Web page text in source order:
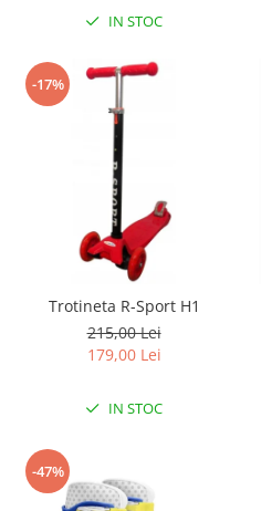
IN STOC
-17%
Trotineta R-Sport H1
215,00 Lei
179,00 Lei
IN STOC
-47%